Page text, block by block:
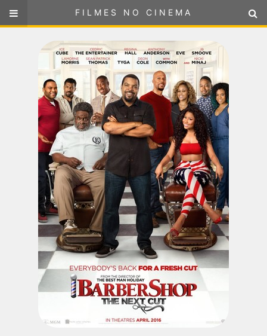
FILMES NO CINEMA
ou selecione sua localização
FILMES NO CINEMA
SELECIONE SUA LOCALIZAÇÃO
FILMES EM CARTAZ
PRÓXIMOS LANÇAMENTOS
GÊNEROS
NOTÍCIAS
PÁGINA INICIAL
FilmesNoCinema.com.bré o maior localizador de filmes e
sessões de cinema no Brasil. Através dele, você pode
encontrar os filmes no cinema mais próximos a você ou a
qualquer cidade em território brasileiro. Você pode também
acessar informações sobre cinemas, horários, assistir aos
trailers e muito mais.